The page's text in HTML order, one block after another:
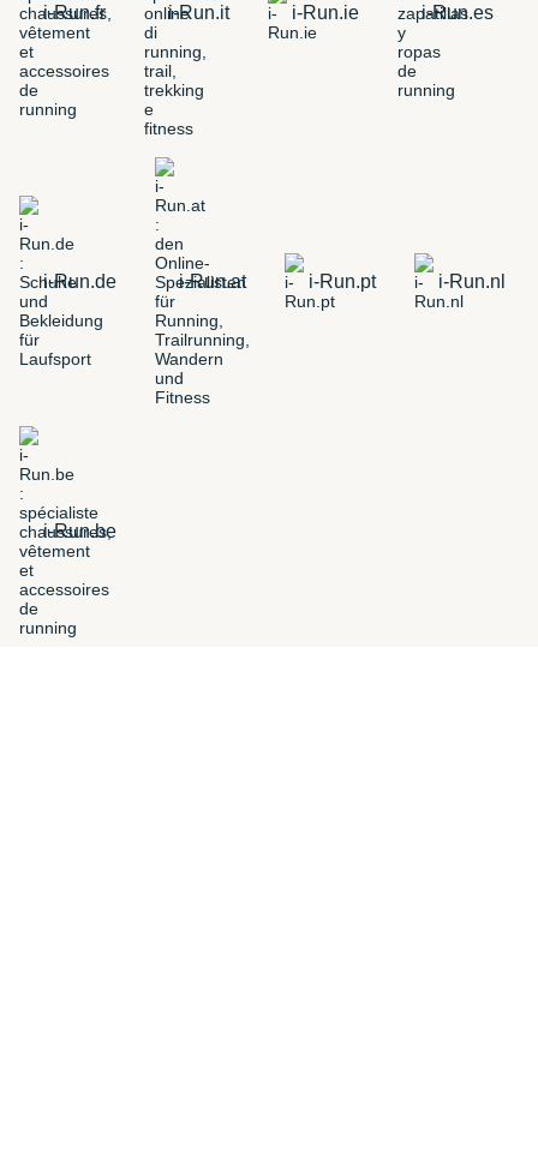
i-Run.fr i-Run.it i-Run.ie i-Run.es
i-Run.de i-Run.at i-Run.pt i-Run.nl
i-Run.be